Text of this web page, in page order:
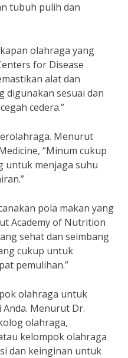
tubuh pulih dan
olahraga yang
for Disease
alat dan
digunakan sesuai dan
cedera.”
Menurut
“Minum cukup
untuk menjaga suhu
pola makan yang
Academy of Nutrition
sehat dan seimbang
cukup untuk
pemulihan.”
olahraga untuk
Menurut Dr.
olahraga,
kelompok olahraga
dan keinginan untuk